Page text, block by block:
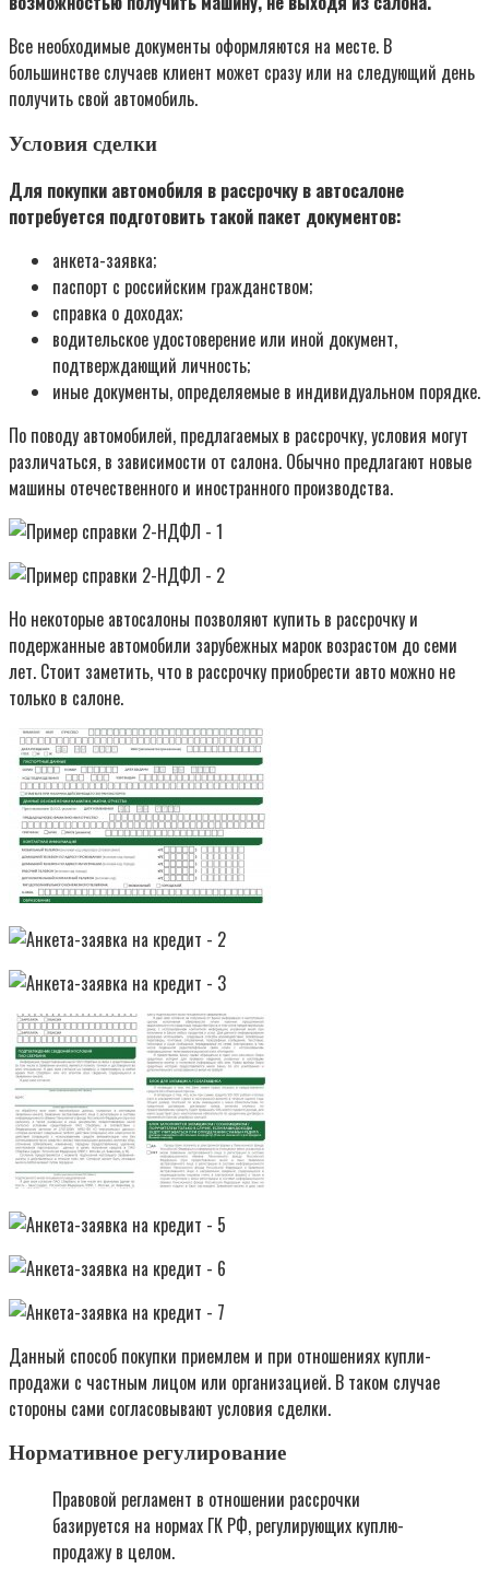
Все необходимые документы оформляются на месте. В
большинстве случаев клиент может сразу или на следующий день
получить свой автомобиль.
Условия сделки
Для покупки автомобиля в рассрочку в автосалоне
потребуется подготовить такой пакет документов:
анкета-заявка;
паспорт с российским гражданством;
справка о доходах;
водительское удостоверение или иной документ,
подтверждающий личность;
иные документы, определяемые в индивидуальном порядке.
По поводу автомобилей, предлагаемых в рассрочку, условия могут
различаться, в зависимости от салона. Обычно предлагают новые
машины отечественного и иностранного производства.
Но некоторые автосалоны позволяют купить в рассрочку и
подержанные автомобили зарубежных марок возрастом до семи
лет. Стоит заметить, что в рассрочку приобрести авто можно не
только в салоне.
Данный способ покупки приемлем и при отношениях купли-
продажи с частным лицом или организацией. В таком случае
стороны сами согласовывают условия сделки.
Нормативное регулирование
Правовой регламент в отношении рассрочки
базируется на нормах ГК РФ, регулирующих куплю-
продажу в целом.